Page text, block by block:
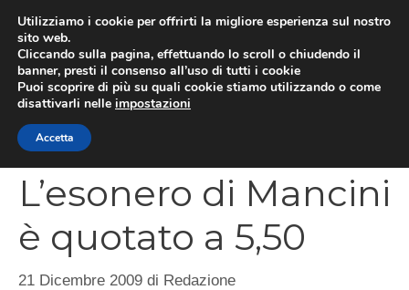
contenuto
L’esonero di Mancini
è quotato a 5,50
21 Dicembre 2009 di Redazione
Utilizziamo i cookie per offrirti la migliore esperienza sul nostro
sito web.
Cliccando sulla pagina, effettuando lo scroll o chiudendo il
banner, presti il consenso all’uso di tutti i cookie
Puoi scoprire di più su quali cookie stiamo utilizzando o come
disattivarli nelle impostazioni
Accetta